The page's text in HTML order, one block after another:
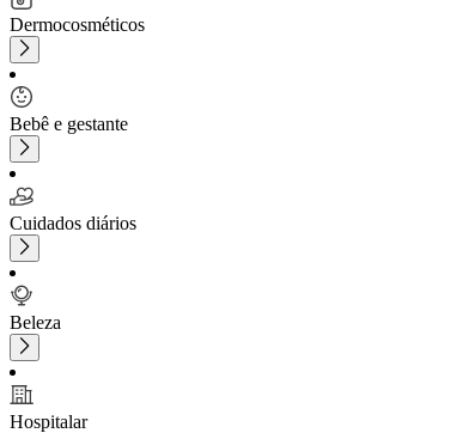
Dermocosméticos
Bebê e gestante
Cuidados diários
Beleza
Hospitalar